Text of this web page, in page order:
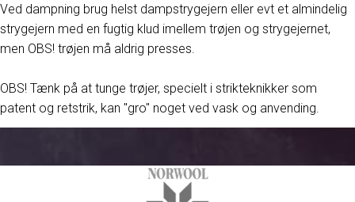
Ved dampning brug helst dampstrygejern eller evt et almindelig
strygejern med en fugtig klud imellem trøjen og strygejernet,
men OBS! trøjen må aldrig presses.
OBS! Tænk på at tunge trøjer, specielt i strikteknikker som
patent og retstrik, kan "gro" noget ved vask og anvending.